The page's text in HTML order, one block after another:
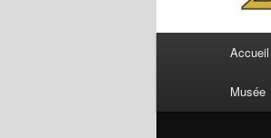
Accueil
Musée